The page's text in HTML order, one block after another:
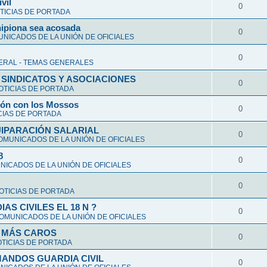
DE PORTADA
0
sea acosada
DE LA UNIÓN DE OFICIALES
0
- TEMAS GENERALES
0
Y ASOCIACIONES
DE PORTADA
0
con los Mossos
DE PORTADA
0
SALARIAL
DE LA UNIÓN DE OFICIALES
0
DE LA UNIÓN DE OFICIALES
0
DE PORTADA
0
CIVILES EL 18 N ?
DE LA UNIÓN DE OFICIALES
0
CAROS
DE PORTADA
0
GUARDIA CIVIL 0